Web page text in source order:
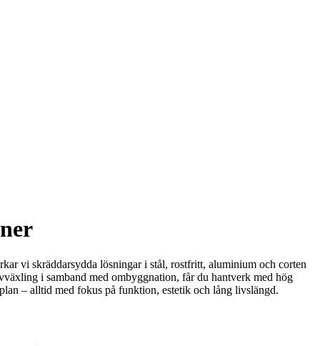
vi skräddarsydda lösningar i stål, rostfritt, aluminium och corten
i samband med ombyggnation, får du hantverk med hög
– alltid med fokus på funktion, estetik och lång livslängd.